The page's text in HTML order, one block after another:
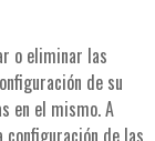
o eliminar las
de su
en el mismo. A